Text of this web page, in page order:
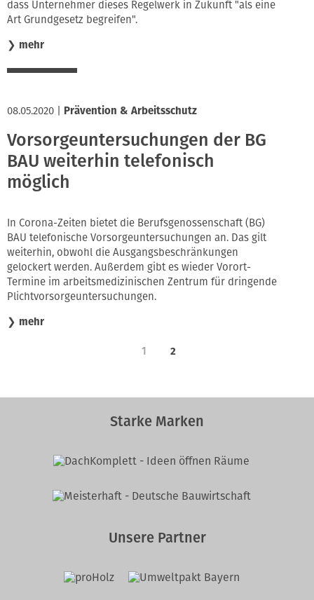
dass Unternehmer dieses Regelwerk in Zukunft "als eine
Art Grundgesetz begreifen".
❯ mehr
08.05.2020 Prävention & Arbeitsschutz
Vorsorgeuntersuchungen der BG
BAU weiterhin telefonisch
möglich
In Corona-Zeiten bietet die Berufsgenossenschaft (BG)
BAU telefonische Vorsorgeuntersuchungen an. Das gilt
weiterhin, obwohl die Ausgangsbeschränkungen
gelockert werden. Außerdem gibt es wieder Vorort-
Termine im arbeitsmedizinischen Zentrum für dringende
Plichtvorsorgeuntersuchungen.
❯ mehr
1 2
Starke Marken
Unsere Partner